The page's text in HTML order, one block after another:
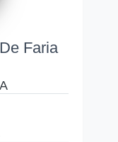
Faria